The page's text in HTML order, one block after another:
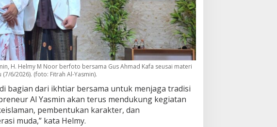
H. Helmy M Noor berfoto bersama Gus Ahmad Kafa seusai materi
6/2026). (foto: Fitrah Al-Yasmin).
bagian dari ikhtiar bersama untuk menjaga tradisi
Al Yasmin akan terus mendukung kegiatan
pembentukan karakter, dan
muda,” kata Helmy.